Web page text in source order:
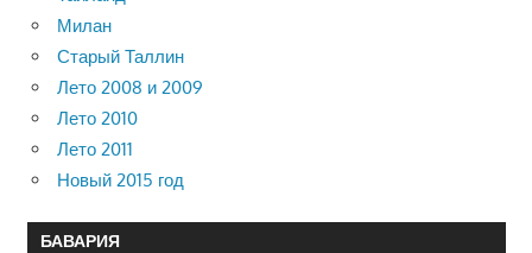
Милан
Старый Таллин
Лето 2008 и 2009
Лето 2010
Лето 2011
Новый 2015 год
БАВАРИЯ